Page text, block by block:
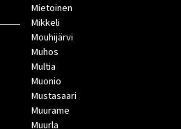
Mietoinen
Mikkeli
Mouhijärvi
Muhos
Multia
Muonio
Mustasaari
Muurame
Muurla